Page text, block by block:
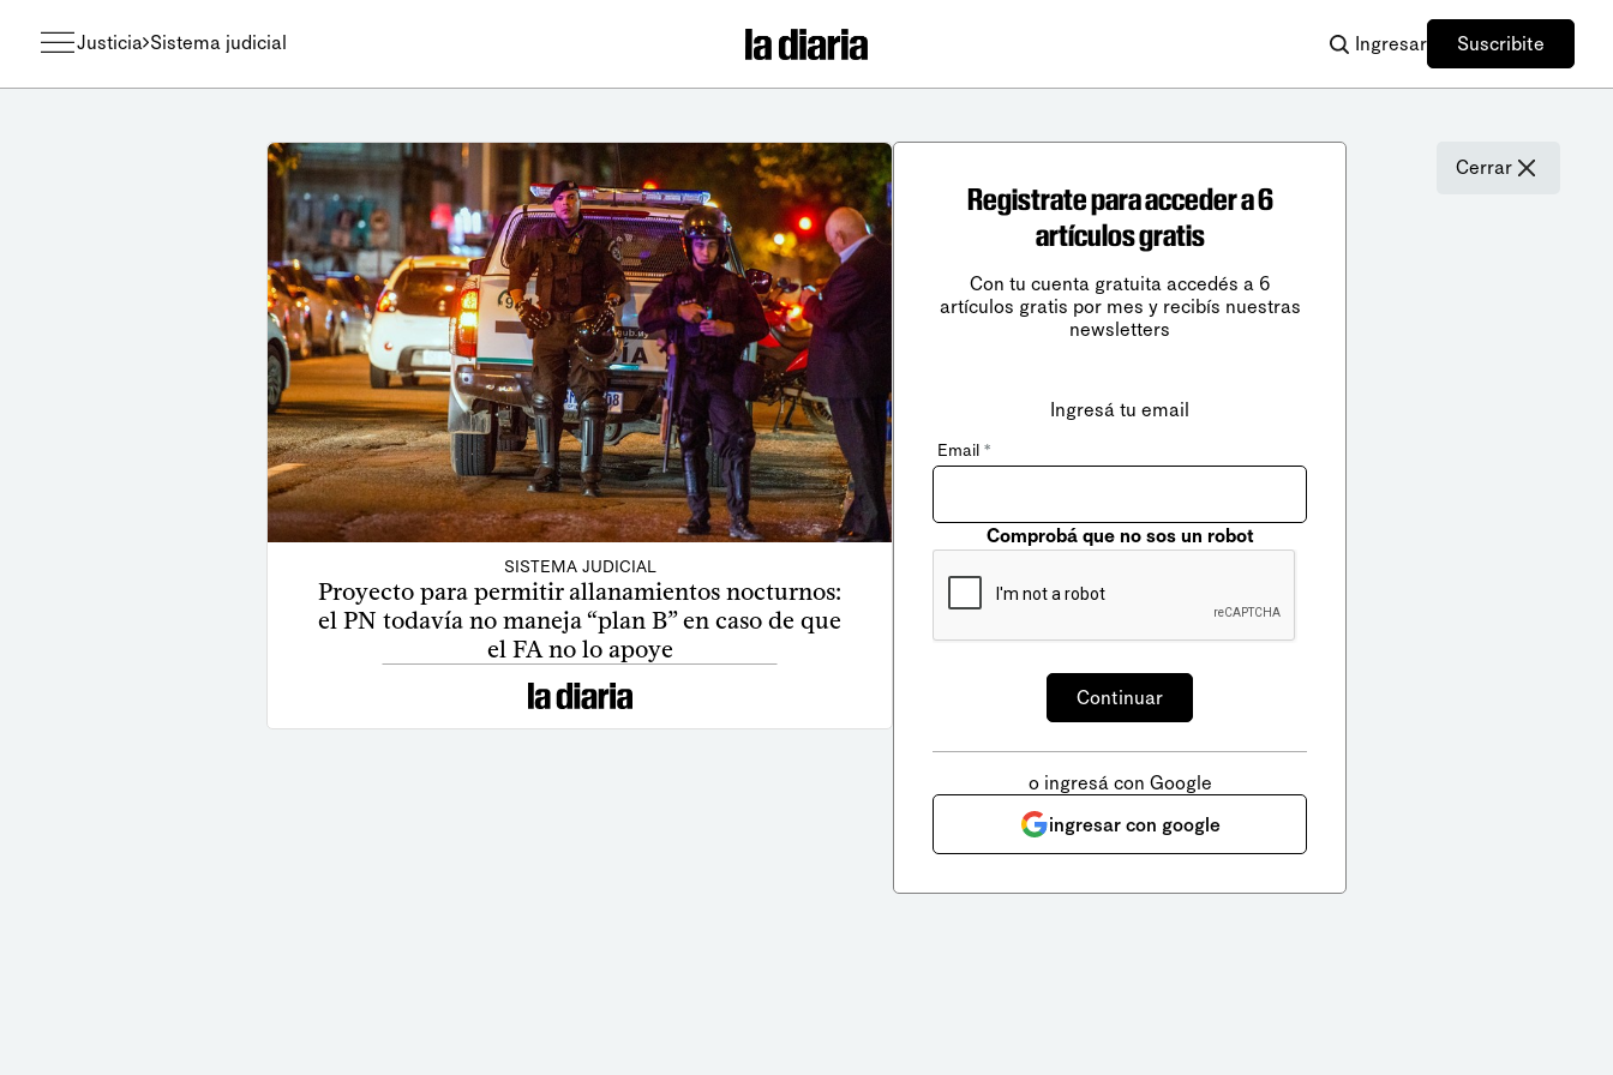
Justicia Sistema judicial Ingresar Suscribite
SISTEMA JUDICIAL
Proyecto para permitir allanamientos nocturnos:
el PN todavía no maneja “plan B” en caso de que
el FA no lo apoye
Cerrar
Registrate para acceder a 6
artículos gratis
Con tu cuenta gratuita accedés a 6
artículos gratis por mes y recibís nuestras
newsletters
Ingresá tu email
Email *
Comprobá que no sos un robot
o ingresá con Google
ingresar con google